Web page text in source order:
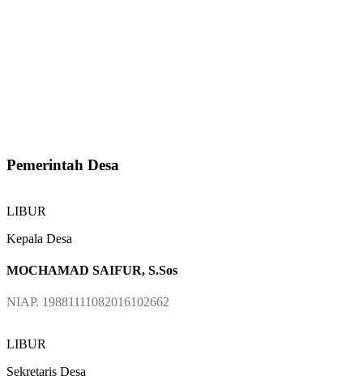
Pemerintah Desa
LIBUR
Kepala Desa
MOCHAMAD SAIFUR, S.Sos
NIAP. 19881111082016102662
LIBUR
Sekretaris Desa